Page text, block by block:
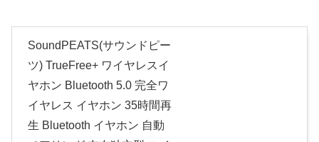
SoundPEATS(サウンドピー
ツ) TrueFree+ ワイヤレスイ
ヤホン Bluetooth 5.0 完全ワ
イヤレス イヤホン 35時間再
生 Bluetooth イヤホン 自動